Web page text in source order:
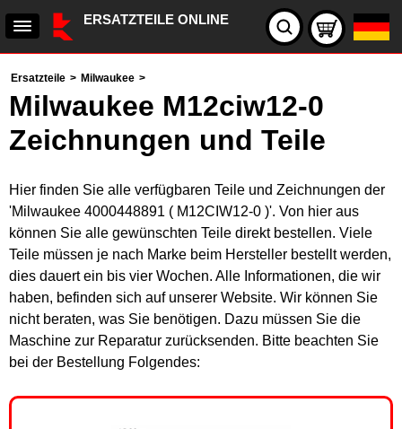
ERSATZTEILE ONLINE
Ersatzteile > Milwaukee >
Milwaukee M12ciw12-0
Zeichnungen und Teile
Hier finden Sie alle verfügbaren Teile und Zeichnungen der
'Milwaukee 4000448891 ( M12CIW12-0 )'. Von hier aus
können Sie alle gewünschten Teile direkt bestellen. Viele
Teile müssen je nach Marke beim Hersteller bestellt werden,
dies dauert ein bis vier Wochen. Alle Informationen, die wir
haben, befinden sich auf unserer Website. Wir können Sie
nicht beraten, was Sie benötigen. Dazu müssen Sie die
Maschine zur Reparatur zurücksenden. Bitte beachten Sie
bei der Bestellung Folgendes: